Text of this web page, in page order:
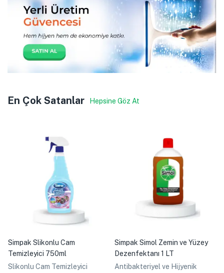
En Çok Satanlar Hepsine Göz At
Simpak Slikonlu Cam
Temizleyici 750ml
Slikonlu Cam Temizleyici
Simpak Simol Zemin ve Yüzey
Dezenfektanı 1 LT
Antibakteriyel ve Hijyenik